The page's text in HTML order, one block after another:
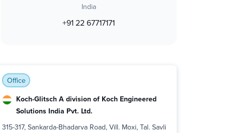
India
+91 22 67717171
Office
Koch-Glitsch A division of Koch Engineered
Solutions India Pvt. Ltd.
315-317, Sankarda-Bhadarva Road, Vill. Moxi, Tal. Savli